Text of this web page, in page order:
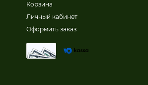
Корзина
Личный кабинет
Оформить заказ